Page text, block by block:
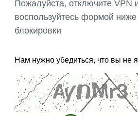
Пожалуйста, отключите VPN
воспользуйтесь формой
блокировки
Нам нужно убедиться, что вы не